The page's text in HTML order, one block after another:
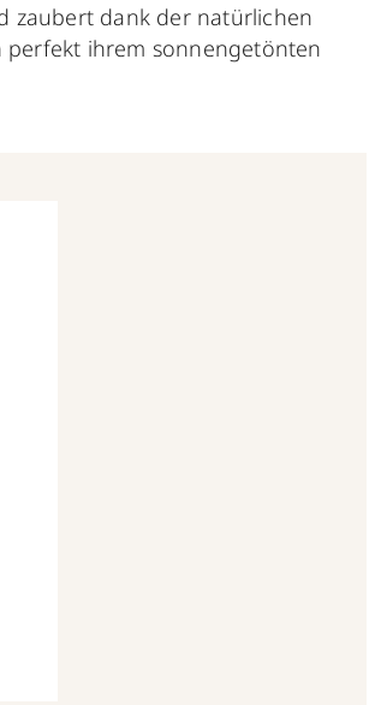
zaubert dank der natürlichen
perfekt ihrem sonnengetönten